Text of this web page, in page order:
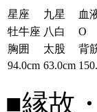
星座 九星 血
牡牛座 八白 O
胸囲
太股 背
94.0cm 63.0cm
■縁故